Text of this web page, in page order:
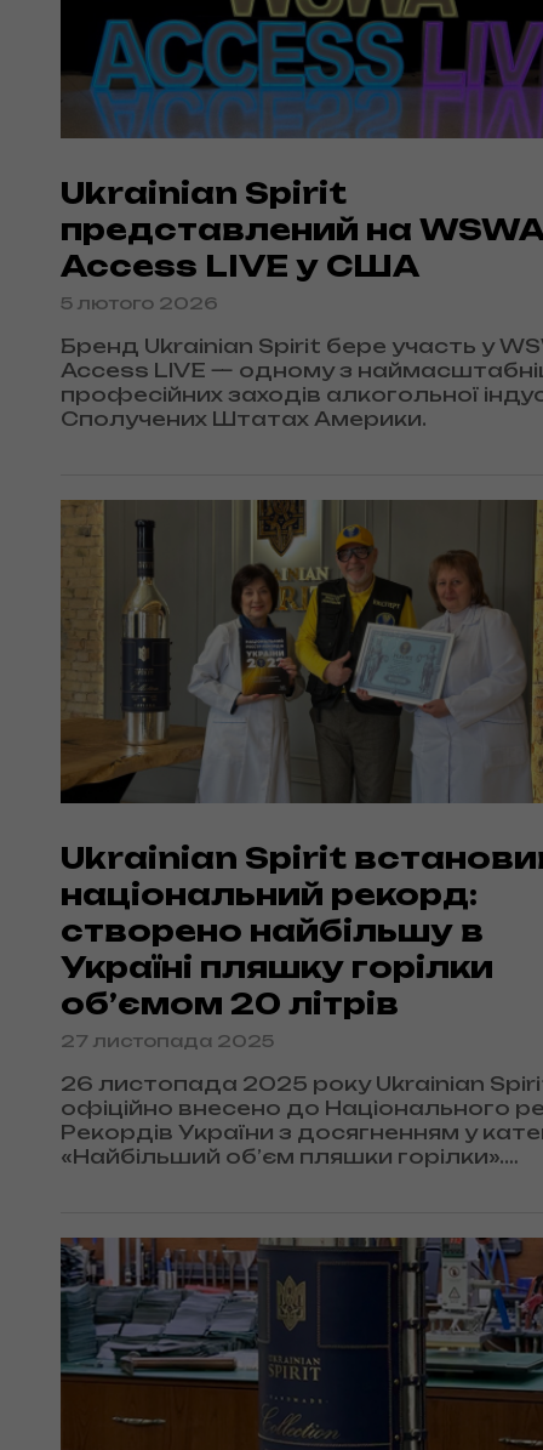
Ukrainian Spirit
представлений на
Access LIVE у США
5 лютого 2026
Бренд Ukrainian Spirit бере участь у
Access LIVE — одному з
професійних заходів алкогольної
Сполучених Штатах Америки.
Ukrainian Spirit
національний рекорд:
створено найбільшу в
Україні пляшку горілки
об’ємом 20 літрів
27 листопада 2025
26 листопада 2025 року Ukrainian
офіційно внесено до Національного
Рекордів України з досягненням у
«Найбільший об’єм пляшки горілки».